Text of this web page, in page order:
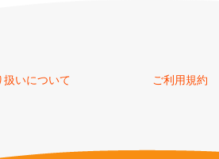
扱いについて ご利用規約